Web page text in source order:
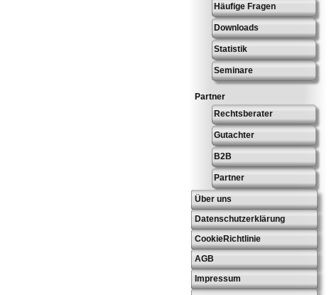
Häufige Fragen
Downloads
Statistik
Seminare
Partner
Rechtsberater
Gutachter
B2B
Partner
Über uns
Datenschutzerklärung
CookieRichtlinie
AGB
Impressum